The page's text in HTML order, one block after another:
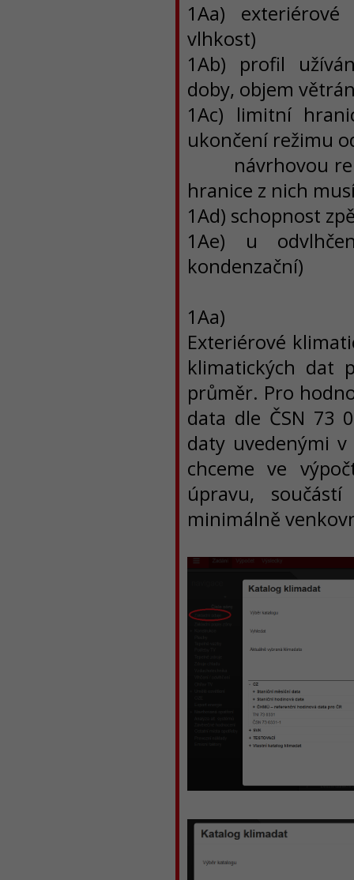
1Aa)
vlhkost)
1Ab) profil
doby, objem
1Ac) limitní
ukončení režimu
návrhovou
hranice z nich
1Ad) schopnost
1Ae) u
kondenzační)
1Aa)
Exteriérové
klimatických dat
průměr. Pro
data dle ČSN 73
daty uvedenými v
chceme ve
úpravu,
minimálně